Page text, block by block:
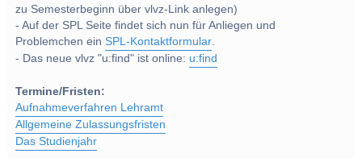
zu Semesterbeginn über vlvz-Link anlegen)
- Auf der SPL Seite findet sich nun für Anliegen und
Problemchen einSPL-Kontaktformular.
- Das neue vlvz "u:find" ist online: u:find
Termine/Fristen:
Aufnahmeverfahren Lehramt
Allgemeine Zulassungsfristen
Das Studienjahr